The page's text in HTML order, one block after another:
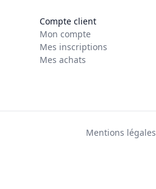
Compte client
Mon compte
Mes inscriptions
Mes achats
Mentions légales